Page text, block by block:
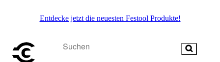
Entdecke jetzt die neuesten Festool Produkte!